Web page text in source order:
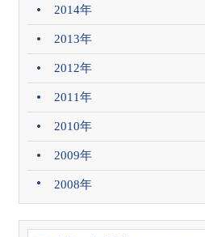
2014年
2013年
2012年
2011年
2010年
2009年
2008年